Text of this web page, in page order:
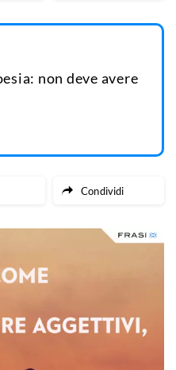
non deve avere
Condividi